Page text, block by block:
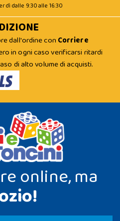
dalle 9:30 alle 16:30
dall'ordine con Corriere
in ogni caso verificarsi ritardi
di alto volume di acquisti.
online, ma